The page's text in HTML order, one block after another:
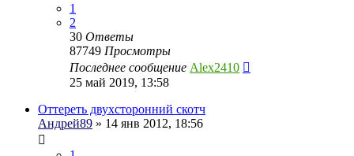
1
2
30 Ответы
87749 Просмотры
Последнее сообщение Alex2410
25 май 2019, 13:58
Оттереть двухсторонний скотч
Андрей89 » 14 янв 2012, 18:56